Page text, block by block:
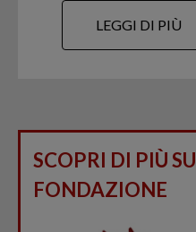
LEGGI DI PIÙ
SCOPRI DI PIÙ SU
FONDAZIONE